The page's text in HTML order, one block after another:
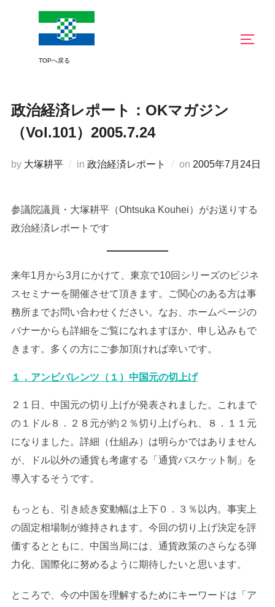
政治経済レポート：OKマガジン
（Vol.101）2005.7.24
by 大塚耕平 in 政治経済レポート on 投
2005年7月24日
参議院議員・大塚耕平（Ohtsuka Kouhei）がお送りする
政治経済レポートです
来年1月から3月にかけて、東京で10回シリーズのビジネ
スセミナーを開催させて頂きます。ご関心のある方は事
務所までお問い合わせください。なお、ホームページの
バナーからも詳細をご覧になれますほか、申し込みもで
きます。多くの方にご参加頂ければ幸いです。
１．アンビバレンツ（１）中国元の切上げ
２１日、中国元の切り上げが発表されました。これまで
の１ドル８．２８元が約２％切り上げられ、８．１１元
になりました。詳細（仕組み）は明らかではありません
が、ドル以外の通貨も考慮する「通貨バスケット制」を
導入するそうです。
もっとも、引き続き変動幅は上下０．３％以内。事実上
の固定相場制が維持されます。今回の切り上げ決定を評
価するとともに、中国当局には、通貨政策のさらなる弾
力化、国際化に努めるように期待したいと思います。
ところで、今の中国を理解するためにキーワードは「ア